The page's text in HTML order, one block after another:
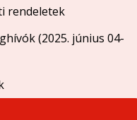
rendeletek
(2025. június 04-